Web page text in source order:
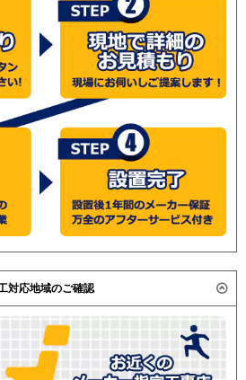
対応地域のご確認